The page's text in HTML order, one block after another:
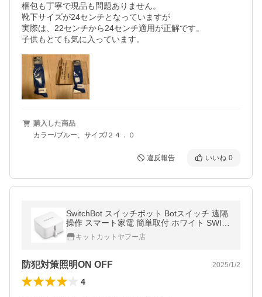
梱包も丁寧で現品も問題ありません。
靴下サイズが24センチとなっていますが
実際は、22センチから24センチ適用が正解です。
購入した商品
カラー/ブルー、サイズ/２４．０
違反報告 いいね 0
SwitchBot スイッチボット Botスイッチ 遠隔
操作 スマート家電 簡単取付 ホワイト SWIT
CHBOT-W-GH
キットカットヤフー店
防犯対策照明ON OFF 2025/1/2
4